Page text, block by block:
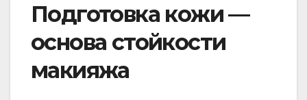
Подготовка кожи —
основа стойкости
макияжа